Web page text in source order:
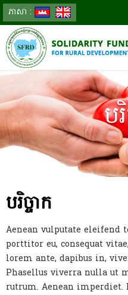
ភាសា :
ប
បរិច្ចាក
Aenean vulputate eleifend
porttitor eu, consequat
lorem ante, dapibus in,
Phasellus viverra nulla ut
rutrum. Aenean